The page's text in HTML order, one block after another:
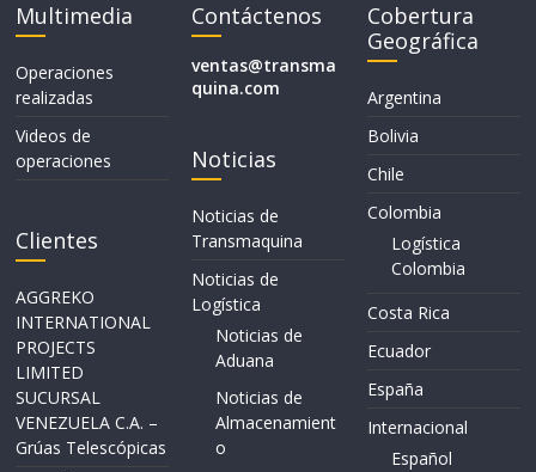
Multimedia
Operaciones
realizadas
Videos de
operaciones
Clientes
AGGREKO
INTERNATIONAL
PROJECTS
LIMITED
SUCURSAL
VENEZUELA C.A. –
Grúas Telescópicas
Contáctenos
ventas@transma
quina.com
Noticias
Noticias de
Transmaquina
Noticias de
Logística
Noticias de
Aduana
Noticias de
Almacenamient
o
Cobertura
Geográfica
Argentina
Bolivia
Chile
Colombia
Logística
Colombia
Costa Rica
Ecuador
España
Internacional
Español